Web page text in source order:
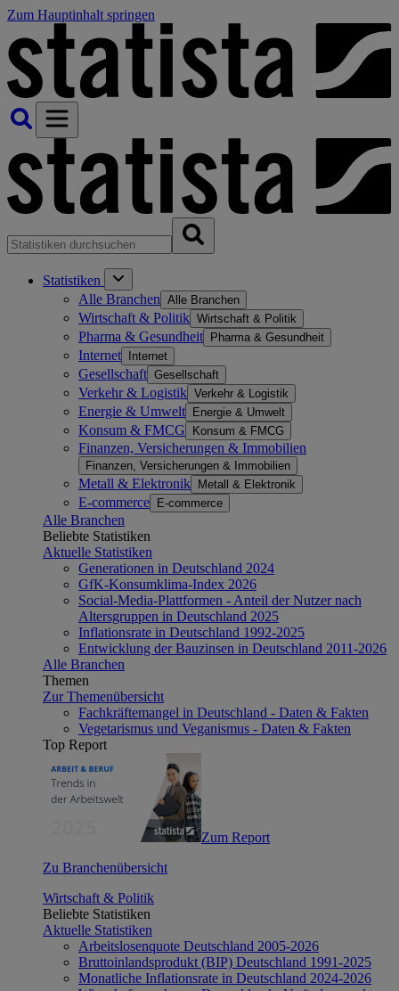
Zum Hauptinhalt springen
Statistiken
Alle Branchen Alle Branchen
Wirtschaft & Politik Wirtschaft & Politik
Pharma & Gesundheit Pharma & Gesundheit
Internet Internet
Gesellschaft Gesellschaft
Verkehr & Logistik Verkehr & Logistik
Energie & Umwelt Energie & Umwelt
Konsum & FMCG Konsum & FMCG
Finanzen, Versicherungen & Immobilien
Finanzen, Versicherungen & Immobilien
Metall & Elektronik Metall & Elektronik
E-commerce E-commerce
Alle Branchen
Beliebte Statistiken
Aktuelle Statistiken
Generationen in Deutschland 2024
GfK-Konsumklima-Index 2026
Social-Media-Plattformen - Anteil der Nutzer nach
Altersgruppen in Deutschland 2025
Inflationsrate in Deutschland 1992-2025
Entwicklung der Bauzinsen in Deutschland 2011-2026
Alle Branchen
Themen
Zur Themenübersicht
Fachkräftemangel in Deutschland - Daten & Fakten
Vegetarismus und Veganismus - Daten & Fakten
Top Report
Zum Report
Zu Branchenübersicht
Wirtschaft & Politik
Beliebte Statistiken
Aktuelle Statistiken
Arbeitslosenquote Deutschland 2005-2026
Bruttoinlandsprodukt (BIP) Deutschland 1991-2025
Monatliche Inflationsrate in Deutschland 2024-2026